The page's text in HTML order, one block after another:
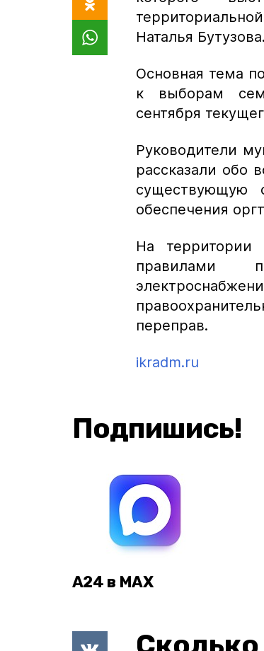
Наталья Бутузова.
Основная тема
к выборам
сентября
Руководители
рассказали обо
существующую
обеспечения
На территории
правилами
переправ.
ikradm.ru
Подпишись!
А24 в MAX